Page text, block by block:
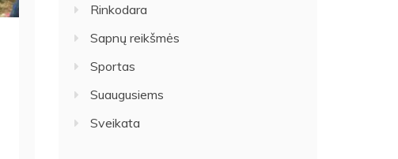
Rinkodara
Sapnų reikšmės
Sportas
Suaugusiems
Sveikata